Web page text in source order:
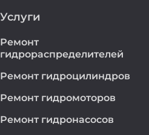
Услуги
Ремонт
гидрораспределителей
Ремонт гидроцилиндров
Ремонт гидромоторов
Ремонт гидронасосов